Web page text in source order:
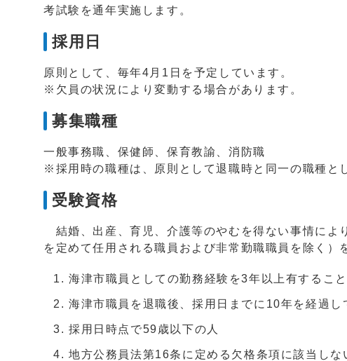
考試験を通年実施します。
採用日
原則として、毎年4月1日を予定しています。
※欠員の状況により変動する場合があります。
募集職種
一般事務職、保健師、保育教諭、消防職
※採用時の職種は、原則として退職時と同一の職種と
受験資格
結婚、出産、育児、介護等のやむを得ない事情によ
を定めて任用される職員および非常勤職職員を除く）
海津市職員としての勤務経験を3年以上有するこ
海津市職員を退職後、採用日までに10年を経過し
採用日時点で59歳以下の人
地方公務員法第16条に定める欠格条項に該当しな